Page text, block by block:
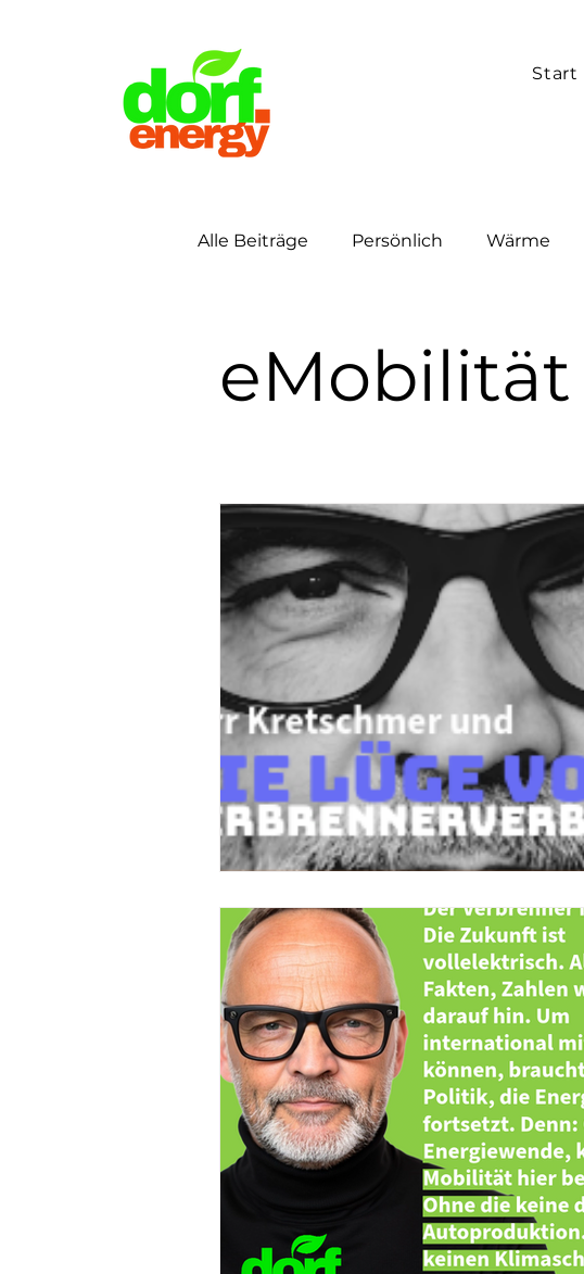
Start
Alle Beiträge Persönlich Wärme
eMobilität